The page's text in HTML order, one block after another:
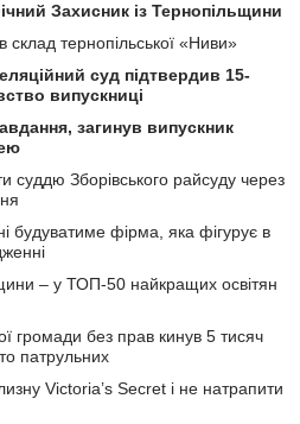
Захисник із Тернопільщини
склад тернопільської «Ниви»
суд підтвердив 15-
випускниці
загинув випускник
суддю Зборівського райсуду через
будуватиме фірма, яка фігурує в
– у ТОП-50 найкращих освітян
громади без прав кинув 5 тисяч
патрульних
Victoria’s Secret і не натрапити